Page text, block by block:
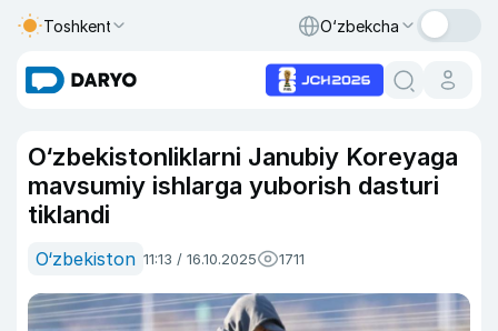
Toshkent O‘zbekcha
O‘zbekistonliklarni Janubiy Koreyaga
mavsumiy ishlarga yuborish dasturi
tiklandi
O‘zbekiston 11:13 / 16.10.2025 1711